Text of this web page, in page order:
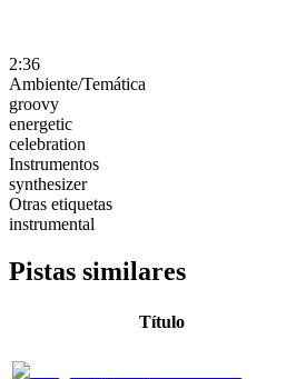
2:36
Ambiente/Temática
groovy
energetic
celebration
Instrumentos
synthesizer
Otras etiquetas
instrumental
Pistas similares
Título